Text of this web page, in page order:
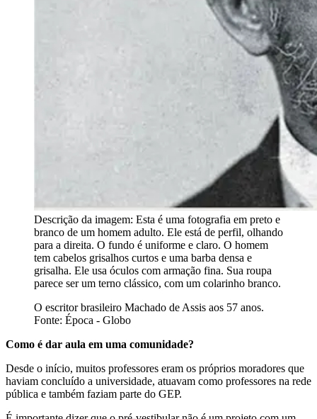
Descrição da imagem: Esta é uma fotografia em preto e
branco de um homem adulto. Ele está de perfil, olhando
para a direita. O fundo é uniforme e claro. O homem
tem cabelos grisalhos curtos e uma barba densa e
grisalha. Ele usa óculos com armação fina. Sua roupa
parece ser um terno clássico, com um colarinho branco.
O escritor brasileiro Machado de Assis aos 57 anos.
Fonte: Época - Globo
Como é dar aula em uma comunidade?
Desde o início, muitos professores eram os próprios moradores que
haviam concluído a universidade, atuavam como professores na rede
pública e também faziam parte do GEP.